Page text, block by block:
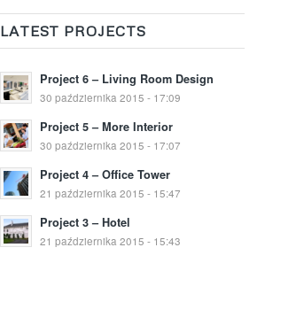
LATEST PROJECTS
Project 6 – Living Room Design
30 października 2015 - 17:09
Project 5 – More Interior
30 października 2015 - 17:07
Project 4 – Office Tower
21 października 2015 - 15:47
Project 3 – Hotel
21 października 2015 - 15:43